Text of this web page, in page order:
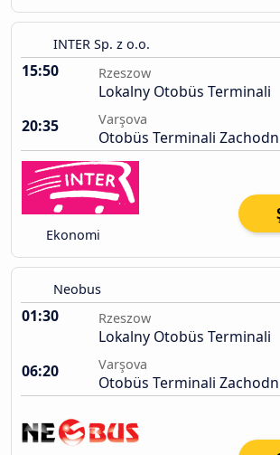
INTER Sp. z o.o.
15:50 Rzeszow
Lokalny Otobüs Terminali
20:35
Varşova
Otobüs Terminali
Ekonomi
Neobus
01:30 Rzeszow
Lokalny Otobüs Terminali
06:20
Varşova
Otobüs Terminali